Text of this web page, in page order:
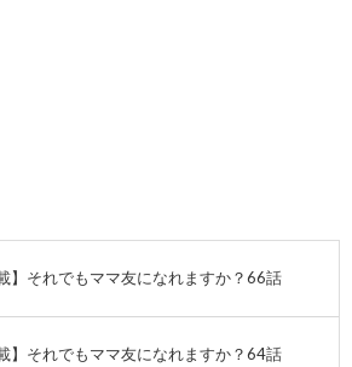
】それでもママ友になれますか？66話
】それでもママ友になれますか？64話